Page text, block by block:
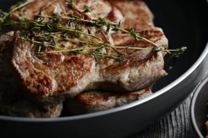
Recepty
Články
TV Program